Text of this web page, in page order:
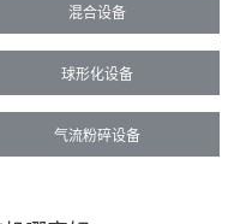
混合设备
球形化设备
气流粉碎设备